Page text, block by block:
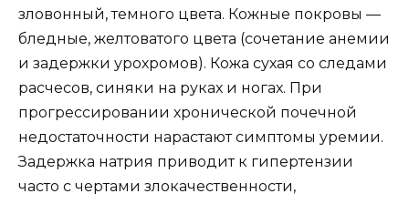
зловонный, темного цвета. Кожные покровы —
бледные, желтоватого цвета (сочетание анемии
и задержки урохромов). Кожа сухая со следами
расчесов, синяки на руках и ногах. При
прогрессировании хронической почечной
недостаточности нарастают симптомы уремии.
Задержка натрия приводит к гипертензии
часто с чертами злокачественности,